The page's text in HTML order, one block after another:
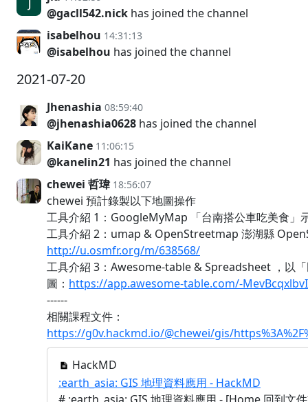
@gacll542.nick has joined the channel
isabelhou 14:31:13
@isabelhou has joined the channel
2021-07-20
Jhenashia 08:59:40
@jhenashia0628 has joined the channel
KaiKane 11:06:15
@kanelin21 has joined the channel
chewei 哲瑋 18:56:07
chewei 預計錄製以下地圖操作
工具介紹 1：GoogleMyMap 「台南搭公車吃美食」
工具介紹 2：umap & OpenStreetmap 澎湖縣
http://u.osmfr.org/m/638568/
工具介紹 3：Awesome-table & Spreadsheet ，以
圖： https://app.awesome-table.com/-
------
相關課程文件：
https://g0v.hackmd.io/@chewei/gis/
HackMD
:earth_asia: GIS 地理資料應用 - HackMD